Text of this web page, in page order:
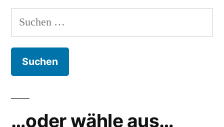
Suchen
nach:
…oder wähle aus…